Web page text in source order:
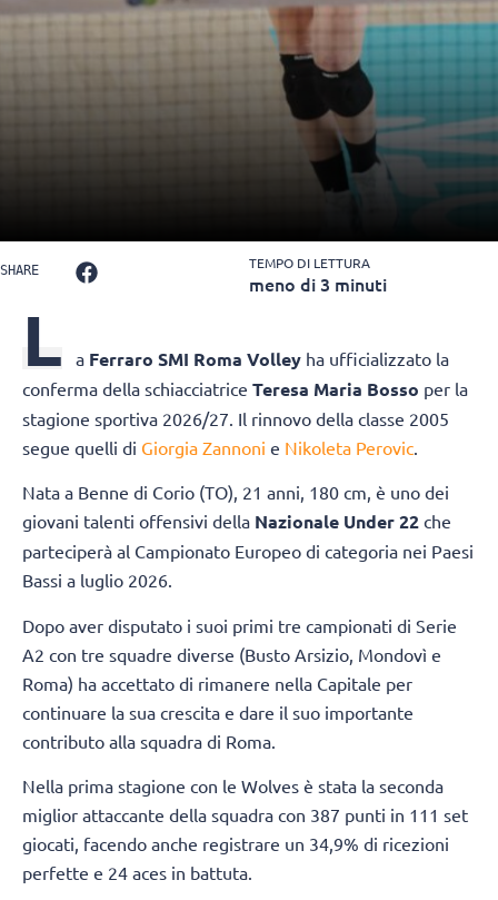
SHARE TEMPO DI LETTURA
meno di 3 minuti
L a Ferraro SMI Roma Volley ha ufficializzato la
conferma della schiacciatrice Teresa Maria Bosso per la
stagione sportiva 2026/27. Il rinnovo della classe 2005
segue quelli di Giorgia Zannoni e Nikoleta Perovic.
Nata a Benne di Corio (TO), 21 anni, 180 cm, è uno dei
giovani talenti offensivi della Nazionale Under 22 che
parteciperà al Campionato Europeo di categoria nei Paesi
Bassi a luglio 2026.
Dopo aver disputato i suoi primi tre campionati di Serie
A2 con tre squadre diverse (Busto Arsizio, Mondovì e
Roma) ha accettato di rimanere nella Capitale per
continuare la sua crescita e dare il suo importante
contributo alla squadra di Roma.
Nella prima stagione con le Wolves è stata la seconda
miglior attaccante della squadra con 387 punti in 111 set
giocati, facendo anche registrare un 34,9% di ricezioni
perfette e 24 aces in battuta.